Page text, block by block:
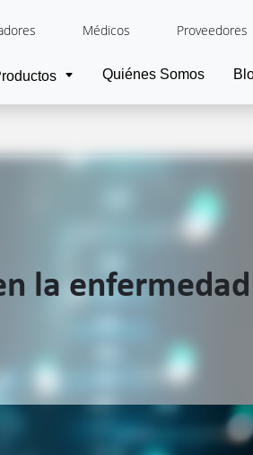
Médicos Proveedores
Quiénes Somos
la